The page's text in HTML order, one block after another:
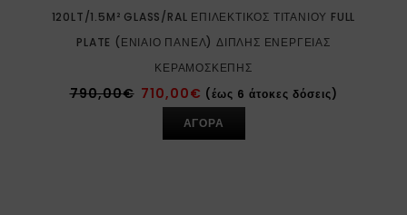
120LT/1.5M² GLASS/RAL ΕΠΙΛΕΚΤΙΚΌΣ ΤΙΤΑΝΊΟΥ FULL
PLATE (ΕΝΙΑΊΟ ΠΆΝΕΛ) ΔΙΠΛΉΣ ΕΝΈΡΓΕΙΑΣ
ΚΕΡΑΜΟΣΚΕΠΉΣ
790,00€ 710,00€ (έως 6 άτοκες δόσεις)
ΑΓΟΡΑ